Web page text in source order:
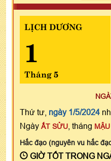
LỊCH DƯƠNG
1
Tháng 5
Thứ tư, ngày 1/5/2024
Ngày ẤT SỬU , tháng
Hắc đạo (nguyên vu hắc
GIỜ TỐT TRONG